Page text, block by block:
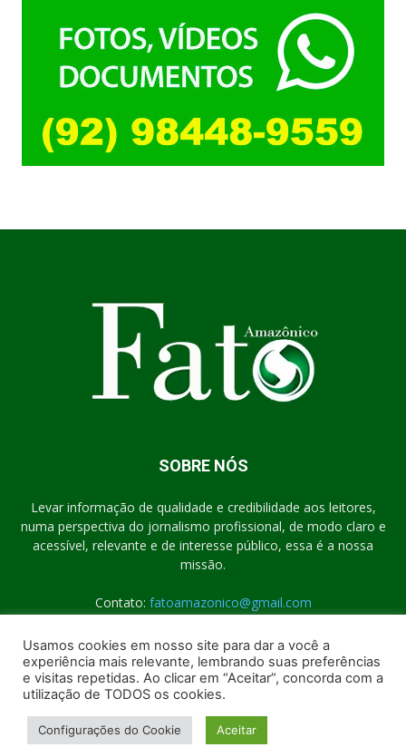
SOBRE NÓS
Levar informação de qualidade e credibilidade aos leitores,
numa perspectiva do jornalismo profissional, de modo claro e
acessível, relevante e de interesse público, essa é a nossa
missão.
Contato: fatoamazonico@gmail.com
SIGA-NOS
Usamos cookies em nosso site para dar a você a
experiência mais relevante, lembrando suas preferências
e visitas repetidas. Ao clicar em “Aceitar”, concorda com a
utilização de TODOS os cookies.
Configurações do Cookie Aceitar